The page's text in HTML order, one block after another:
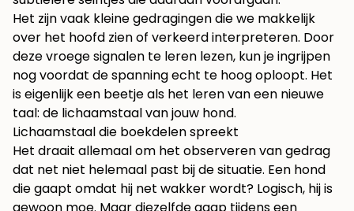
Het zijn vaak kleine gedragingen die we makkelijk
over het hoofd zien of verkeerd interpreteren. Door
deze vroege signalen te leren lezen, kun je ingrijpen
nog voordat de spanning echt te hoog oploopt. Het
is eigenlijk een beetje als het leren van een nieuwe
taal: de lichaamstaal van jouw hond.
Lichaamstaal die boekdelen spreekt
Het draait allemaal om het observeren van gedrag
dat net niet helemaal past bij de situatie. Een hond
die gaapt omdat hij net wakker wordt? Logisch, hij is